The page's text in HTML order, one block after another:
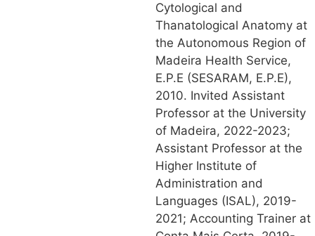
Cytological and
Thanatological Anatomy at
the Autonomous Region of
Madeira Health Service,
E.P.E (SESARAM, E.P.E),
2010. Invited Assistant
Professor at the University
of Madeira, 2022-2023;
Assistant Professor at the
Higher Institute of
Administration and
Languages (ISAL), 2019-
2021; Accounting Trainer at